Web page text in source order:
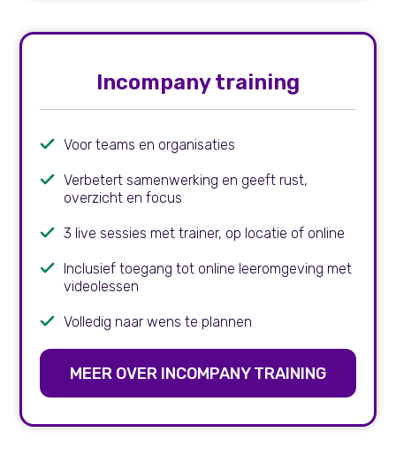
Incompany training
Voor teams en organisaties
Verbetert samenwerking en geeft rust,
overzicht en focus
3 live sessies met trainer, op locatie of online
Inclusief toegang tot online leeromgeving met
videolessen
Volledig naar wens te plannen
MEER OVER INCOMPANY TRAINING